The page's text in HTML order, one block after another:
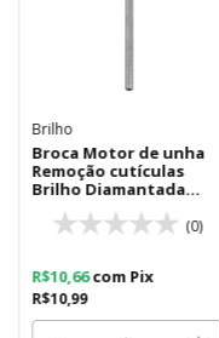
Brilho
Broca Motor de unha
Remoção cutículas
Brilho Diamantada
(0)
R$10,99
R$10,66com Pix